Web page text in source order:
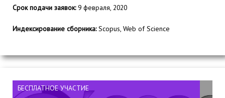
Срок подачи заявок:9 февраля, 2020
Индексирование сборника:Scopus, Web of Science
БЕСПЛАТНОЕ УЧАСТИЕ